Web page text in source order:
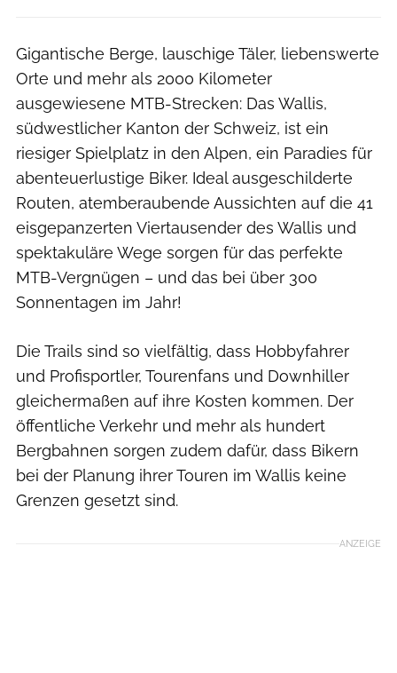
Gigantische Berge, lauschige Täler, liebenswerte
Orte und mehr als 2000 Kilometer
ausgewiesene MTB-Strecken: Das Wallis,
südwestlicher Kanton der Schweiz, ist ein
riesiger Spielplatz in den Alpen, ein Paradies für
abenteuerlustige Biker. Ideal ausgeschilderte
Routen, atemberaubende Aussichten auf die 41
eisgepanzerten Viertausender des Wallis und
spektakuläre Wege sorgen für das perfekte
MTB-Vergnügen – und das bei über 300
Sonnentagen im Jahr!
Die Trails sind so vielfältig, dass Hobbyfahrer
und Profisportler, Tourenfans und Downhiller
gleichermaßen auf ihre Kosten kommen. Der
öffentliche Verkehr und mehr als hundert
Bergbahnen sorgen zudem dafür, dass Bikern
bei der Planung ihrer Touren im Wallis keine
Grenzen gesetzt sind.
ANZEIGE